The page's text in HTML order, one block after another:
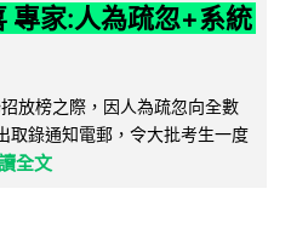
專家:人為疏忽+系統
放榜之際，因人為疏忽向全數
取錄通知電郵，令大批考生一度
全文